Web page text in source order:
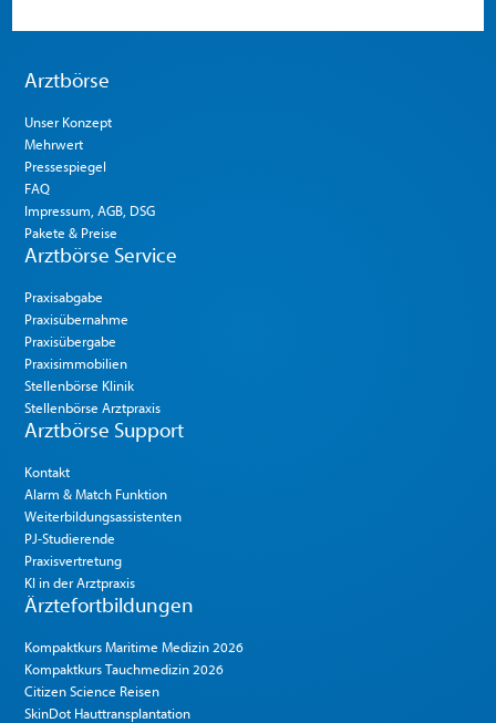
Arztbörse
Unser Konzept
Mehrwert
Pressespiegel
FAQ
Impressum, AGB, DSG
Pakete & Preise
Arztbörse Service
Praxisabgabe
Praxisübernahme
Praxisübergabe
Praxisimmobilien
Stellenbörse Klinik
Stellenbörse Arztpraxis
Arztbörse Support
Kontakt
Alarm & Match Funktion
Weiterbildungsassistenten
PJ-Studierende
Praxisvertretung
KI in der Arztpraxis
Ärztefortbildungen
Kompaktkurs Maritime Medizin 2026
Kompaktkurs Tauchmedizin 2026
Citizen Science Reisen
SkinDot Hauttransplantation